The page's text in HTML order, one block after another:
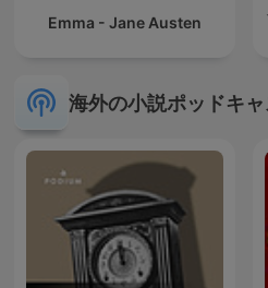
Emma - Jane Austen
海外の小説ポッドキャ